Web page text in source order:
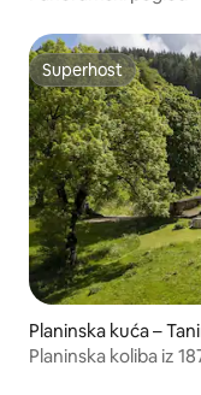
Superhost
Superhost
Planinska kuća –